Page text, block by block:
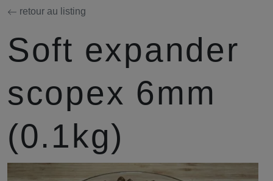
retour au listing
Soft expander
scopex 6mm
(0.1kg)